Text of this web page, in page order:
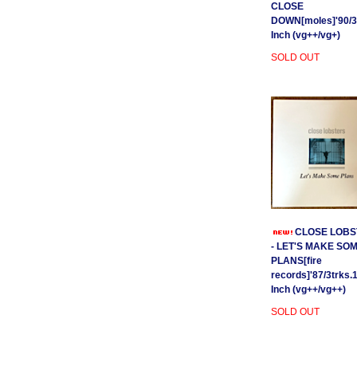
CLOSE
DOWN[moles]'90/
Inch (vg++/vg+)
SOLD OUT
CLOSE
- LET'S MAKE
PLANS[fire
records]'87/
Inch (vg++/vg++)
SOLD OUT